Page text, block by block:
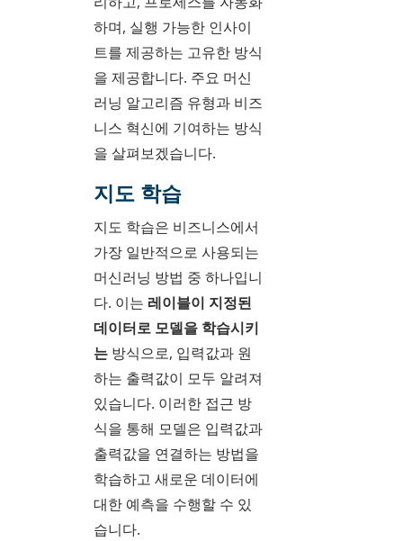
하며, 실행 가능한 인사이
트를 제공하는 고유한 방식
을 제공합니다. 주요 머신
러닝 알고리즘 유형과 비즈
니스 혁신에 기여하는 방식
을 살펴보겠습니다.
지도 학습
지도 학습은 비즈니스에서
가장 일반적으로 사용되는
머신러닝 방법 중 하나입니
다. 이는 레이블이 지정된
데이터로 모델을 학습시키
는 방식으로, 입력값과 원
하는 출력값이 모두 알려져
있습니다. 이러한 접근 방
식을 통해 모델은 입력값과
출력값을 연결하는 방법을
학습하고 새로운 데이터에
대한 예측을 수행할 수 있
습니다.